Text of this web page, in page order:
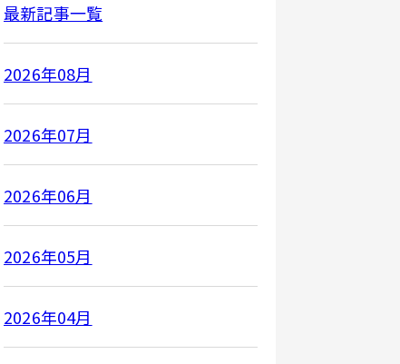
最新記事一覧
2026年08月
2026年07月
2026年06月
2026年05月
2026年04月